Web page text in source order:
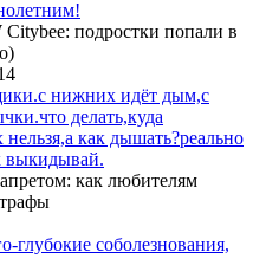
подростки попали в
нижних идёт дым,с
делать,куда
нельзя,а как дышать?реально
выкидывай.
как любителям
глубокие соболезнования,